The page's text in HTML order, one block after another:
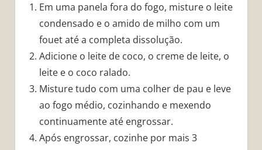
Em uma panela fora do fogo, misture o leite
condensado e o amido de milho com um
fouet até a completa dissolução.
Adicione o leite de coco, o creme de leite, o
leite e o coco ralado.
Misture tudo com uma colher de pau e leve
ao fogo médio, cozinhando e mexendo
continuamente até engrossar.
Após engrossar, cozinhe por mais 3